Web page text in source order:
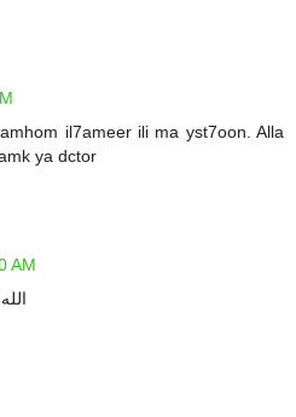
il7ameer ili ma yst7oon. Alla
ya dctor
AM